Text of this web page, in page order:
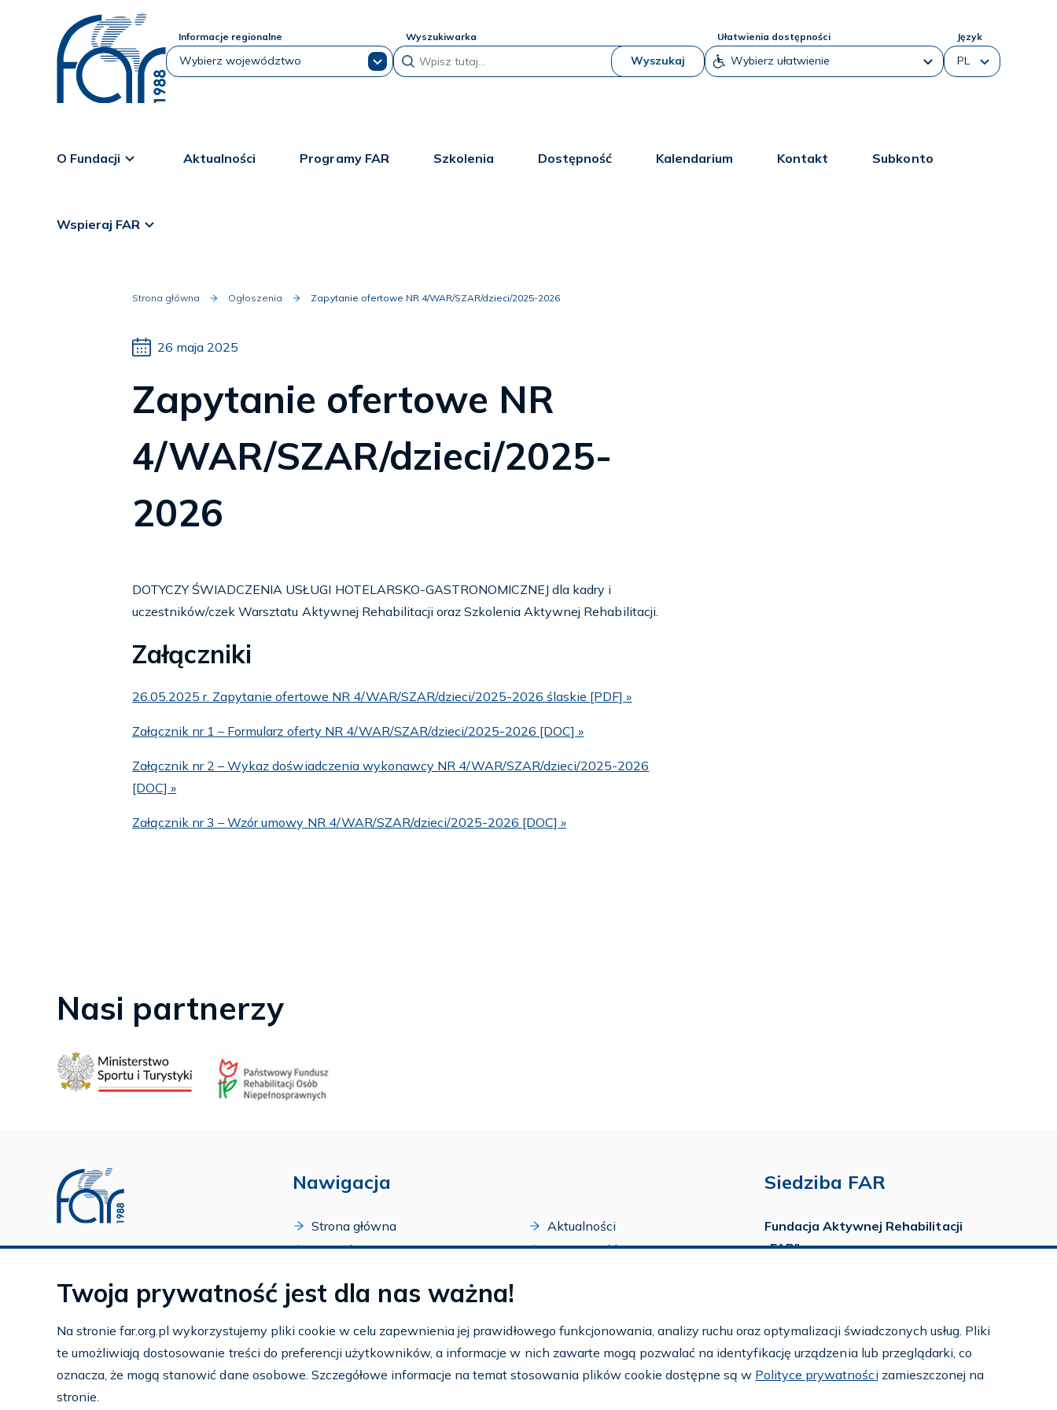
Informacje regionalne Wyszukiwarka
Wyszukaj
Ułatwienia dostępności Język
O Fundacji Aktualności Programy FAR Szkolenia Dostępność Kalendarium Kontakt Subkonto
Wspieraj FAR
Strona główna Ogłoszenia Zapytanie ofertowe NR 4/WAR/SZAR/dzieci/2025-2026
26 maja 2025
Zapytanie ofertowe NR
4/WAR/SZAR/dzieci/2025-
2026
DOTYCZY ŚWIADCZENIA USŁUGI HOTELARSKO-GASTRONOMICZNEJ dla kadry i
uczestników/czek Warsztatu Aktywnej Rehabilitacji oraz Szkolenia Aktywnej Rehabilitacji.
Załączniki
26.05.2025 r. Zapytanie ofertowe NR 4/WAR/SZAR/dzieci/2025-2026 ślaskie [PDF] »
Załącznik nr 1 – Formularz oferty NR 4/WAR/SZAR/dzieci/2025-2026 [DOC] »
Załącznik nr 2 – Wykaz doświadczenia wykonawcy NR 4/WAR/SZAR/dzieci/2025-2026
[DOC] »
Załącznik nr 3 – Wzór umowy NR 4/WAR/SZAR/dzieci/2025-2026 [DOC] »
Nasi partnerzy
Profil FAR w serwisie Youtube
Profil FAR w serwisie Instagram
Nawigacja
Strona główna
O Fundacji
Zakończone programy
Kontakt
Subkonto
Aktualności
Dostępność
Siedziba FAR
Fundacja Aktywnej Rehabilitacji
„FAR”
tel./fax:22 651 88 02
tel.:22 651 88 03
tel.:22 858 26 39
Twoja prywatność jest dla nas ważna!
Na stronie far.org.pl wykorzystujemy pliki cookie w celu zapewnienia jej prawidłowego funkcjonowania, analizy ruchu oraz optymalizacji świadczonych usług. Pliki
te umożliwiają dostosowanie treści do preferencji użytkowników, a informacje w nich zawarte mogą pozwalać na identyfikację urządzenia lub przeglądarki, co
oznacza, że mogą stanowić dane osobowe. Szczegółowe informacje na temat stosowania plików cookie dostępne są w Polityce prywatności zamieszczonej na
stronie.